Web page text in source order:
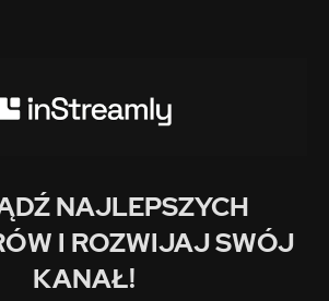
NAJLEPSZYCH
I ROZWIJAJ SWÓJ
KANAŁ!